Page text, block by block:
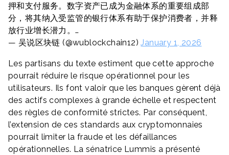
押和支付服务。数字资产已成为金融体系的重要组成部
分，将其纳入受监管的银行体系有助于保护消费者，并释
放行业增长潜力。…
— 吴说区块链 (@wublockchain12)January 1, 2026
Les partisans du texte estiment que cette approche
pourrait réduire le risque opérationnel pour les
utilisateurs. Ils font valoir que les banques gèrent déjà
des actifs complexes à grande échelle et respectent
des règles de conformité strictes. Par conséquent,
l’extension de ces standards aux cryptomonnaies
pourrait limiter la fraude et les défaillances
opérationnelles. La sénatrice Lummis a présenté